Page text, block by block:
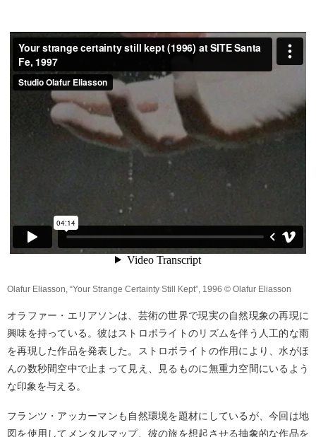
Olafur Eliasson, “Your Strange Certainty Still Kept”, 1996 © Olafur Eliasson
オラファー・エリアソンは、芸術の世界で現実の自然現象の再現に
興味を持っている。彼はストロボライトのリズムを伴う人工的な雨
を再現した作品を発表した。ストロボライトの作用により、水がほ
んの数秒間空中で止まって見え、見るものに無重力空間にいるよう
な印象を与える。
フランツ・アッカーマンも自然環境を題材にしているが、今回は地
図を使用してメンタルマップ、彼の旅を想起させる抽象的な作品を